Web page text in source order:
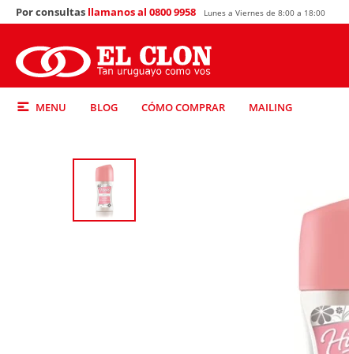
MENU BLOG CÓMO COMPRAR MAILING
Por consultas llamanos al 0800 9958 Lunes a Viernes de 8:00 a 18:00